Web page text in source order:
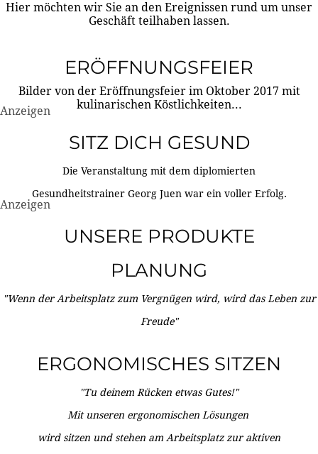
Hier möchten wir Sie an den Ereignissen rund um unser
Geschäft teilhaben lassen.
ERÖFFNUNGSFEIER
Bilder von der Eröffnungsfeier im Oktober 2017 mit
kulinarischen Köstlichkeiten...
Anzeigen
SITZ DICH GESUND
Die Veranstaltung mit dem diplomierten
Gesundheitstrainer Georg Juen war ein voller Erfolg.
Anzeigen
UNSERE PRODUKTE
PLANUNG
"Wenn der Arbeitsplatz zum Vergnügen wird, wird das Leben zur
Freude"
ERGONOMISCHES SITZEN
"Tu deinem Rücken etwas Gutes!"
Mit unseren ergonomischen Lösungen
wird sitzen und stehen am Arbeitsplatz zur aktiven